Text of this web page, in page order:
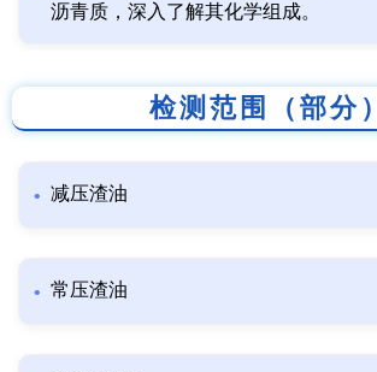
沥青质，深入了解其化学组成。
检测范围（部分）
减压渣油
常压渣油